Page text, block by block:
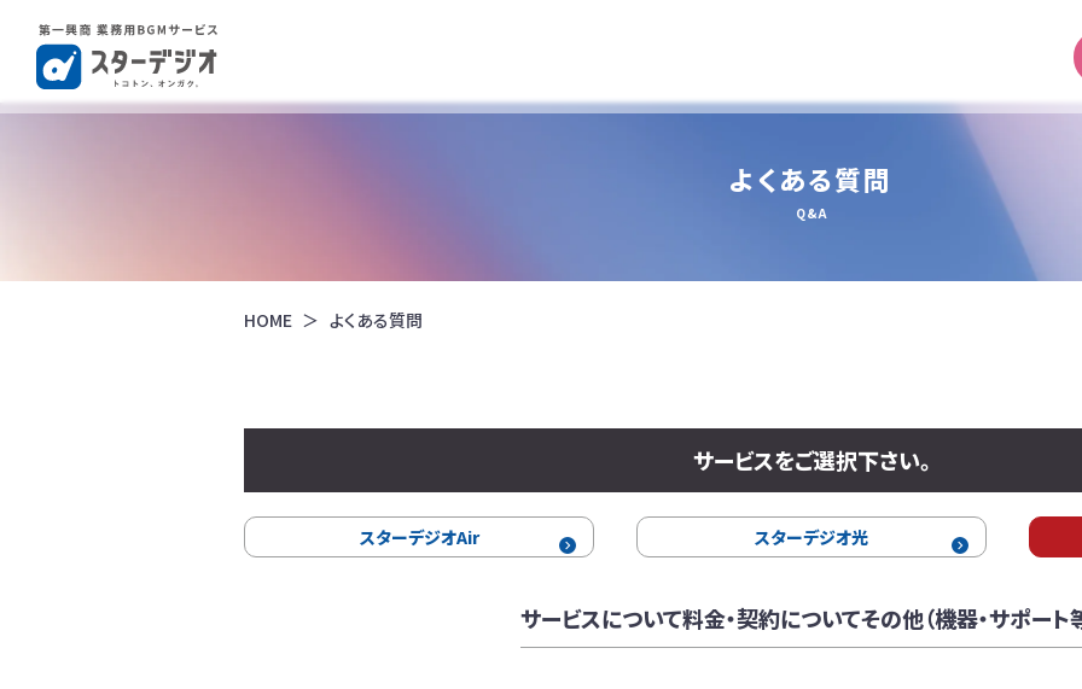
よくある質問
Q&A
HOME よくある質問
サービスをご選択下さい。
スターデジオAir スターデジオ光
サービスについて料金・契約についてその他（機器・サポート